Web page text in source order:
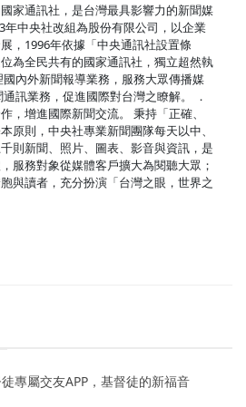
家通訊社，是台灣最具影響力的新聞媒
年中央社改組為股份有限公司，以企業
，1996年依據「中央通訊社設置條
為全民共有的國家通訊社，獨立超然執
內外新聞報導業務，服務大眾傳播媒
訊業務，促進國際對台灣之瞭解。 ．
，增進國際新聞交流。 秉持「正確、
原則，中央社專業新聞團隊每天以中、
則新聞、照片、圖表、影音與資訊，是
服務對象從媒體客戶擴大為閱聽大眾；
與讀者，充分扮演「台灣之眼，世界之
專屬交友APP，基督徒的新福音